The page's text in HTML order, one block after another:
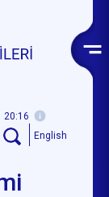
20:16
English